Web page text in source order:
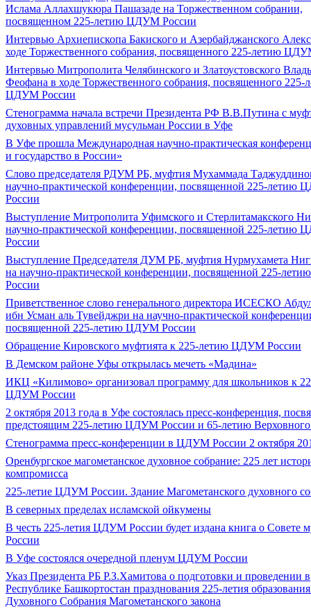
Ислама Аллахшукюра Пашазаде на Торжественном собрании,
посвященном 225-летию ЦДУМ России
Интервью Архиепископа Бакиского и Азербайджанского
ходе Торжественного собрания, посвященного 225-летию
Интервью Митрополита Челябинского и Златоустовского
Феофана в ходе Торжественного собрания, посвященного 225-
ЦДУМ России
Стенограмма начала встречи Президента РФ В.В.Путина с
духовных управлений мусульман России в Уфе
В Уфе прошла Международная научно-практическая
и государство в России»
Слово председателя РДУМ РБ, муфтия Мухаммада
научно-практической конференции, посвященной 225-летию
России
Выступление Митрополита Уфимского и Стерлитамакского
научно-практической конференции, посвященной 225-летию
России
Выступление Председателя ДУМ РБ, муфтия Нурмухамета
на научно-практической конференции, посвященной 225-
России
Приветственное слово генерального директора ИСЕСКО
ибн Усман аль Тувейджри на научно-практической
посвященной 225-летию ЦДУМ России
Обращение Кировского муфтията к 225-летию ЦДУМ России
В Демском районе Уфы открылась мечеть «Мадина»
ИКЦ «Килимово» организовал программу для школьников к
ЦДУМ России
2 октября 2013 года в Уфе состоялась пресс-конференция,
предстоящим 225-летию ЦДУМ России и 65-летию
Стенограмма пресс-конференции в ЦДУМ России 2 октября
Оренбургское магометанское духовное собрание: 225 лет
компромисса
225-летие ЦДУМ России. Здание Магометанского духовного
В северных пределах исламской ойкумены
В честь 225-летия ЦДУМ России будет издана книга о Совете
России
В Уфе состоялся очередной пленум ЦДУМ России
Указ Президента РБ Р.З.Хамитова о подготовки и проведении в
Республике Башкортостан празднования 225-летия
Духовного Собрания Магометанского закона